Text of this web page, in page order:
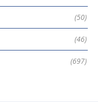
(50)
(46)
(697)